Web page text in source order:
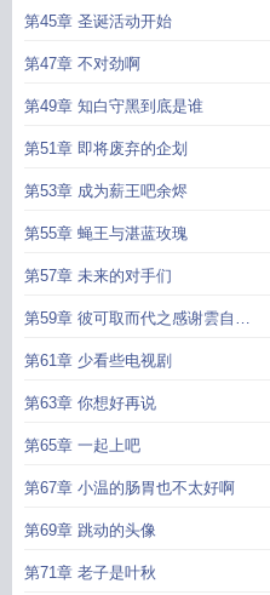
第45章 圣诞活动开始
第47章 不对劲啊
第49章 知白守黑到底是谁
第51章 即将废弃的企划
第53章 成为薪王吧余烬
第55章 蝇王与湛蓝玫瑰
第57章 未来的对手们
第59章 彼可取而代之感谢雲自由
大佬的盟主
第61章 少看些电视剧
第63章 你想好再说
第65章 一起上吧
第67章 小温的肠胃也不太好啊
第69章 跳动的头像
第71章 老子是叶秋